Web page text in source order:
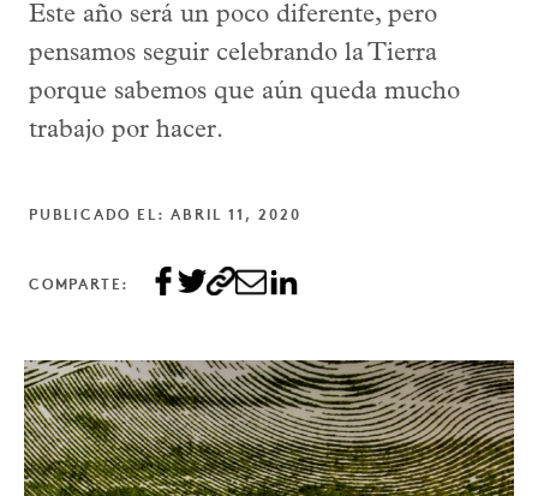
Este año será un poco diferente, pero
pensamos seguir celebrando la Tierra
porque sabemos que aún queda mucho
trabajo por hacer.
PUBLICADO EL: ABRIL 11, 2020
COMPARTE: